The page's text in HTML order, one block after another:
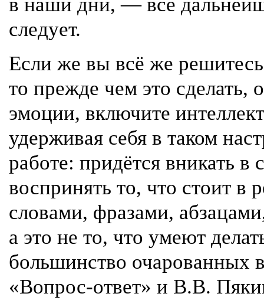
следует.
Если же вы всё же
то прежде чем это сделать,
эмоции, включите
удерживая себя в таком
работе: придётся вникать в
воспринять то, что стоит в
словами, фразами,
а это не то, что умеют
большинство очарованных
«Вопрос-ответ» и В.В.